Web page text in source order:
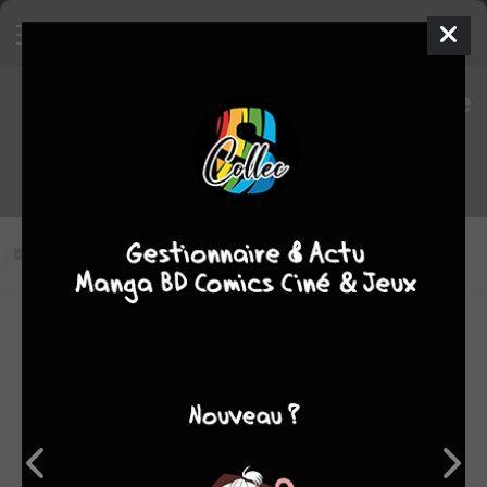
Le loup-garou de paris épisode
6 VOSTFR
Vous n'avez pas vu cet épisode Modifier l'épisode